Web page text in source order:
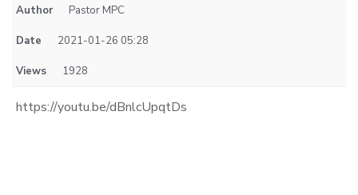
Author Pastor MPC
Date 2021-01-26 05:28
Views 1928
https://youtu.be/dBnlcUpqtDs